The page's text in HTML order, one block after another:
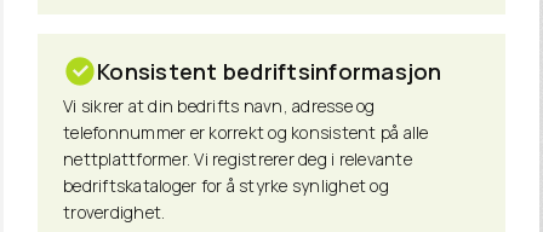
Konsistent bedriftsinformasjon
Vi sikrer at din bedrifts navn, adresse og
telefonnummer er korrekt og konsistent på alle
nettplattformer. Vi registrerer deg i relevante
bedriftskataloger for å styrke synlighet og
troverdighet.